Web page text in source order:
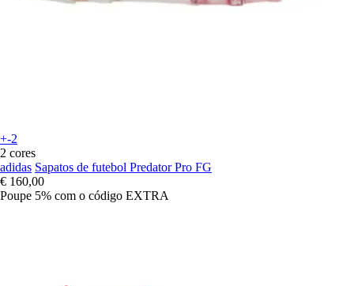
+-2
2 cores
adidas Sapatos de futebol Predator Pro FG
€ 160,00
Poupe 5% com o código EXTRA